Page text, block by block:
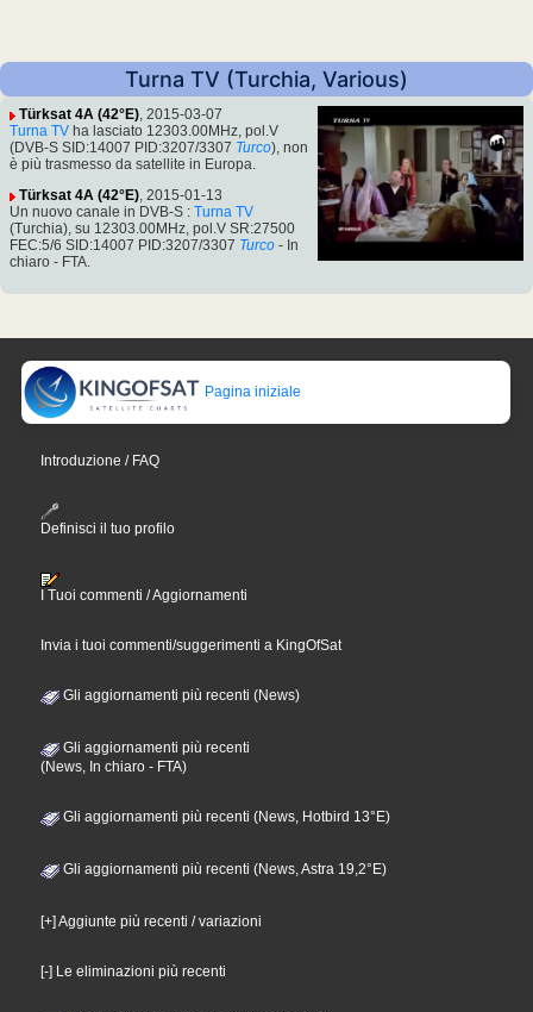
Turna TV (Turchia, Various)
Türksat 4A (42°E), 2015-03-07
Turna TV ha lasciato 12303.00MHz, pol.V
(DVB-S SID:14007 PID:3207/3307 Turco), non
è più trasmesso da satellite in Europa.
Türksat 4A (42°E), 2015-01-13
Un nuovo canale in DVB-S : Turna TV
(Turchia), su 12303.00MHz, pol.V SR:27500
FEC:5/6 SID:14007 PID:3207/3307 Turco - In
chiaro - FTA.
Pagina iniziale
Introduzione / FAQ
Definisci il tuo profilo
I Tuoi commenti / Aggiornamenti
Invia i tuoi commenti/suggerimenti a KingOfSat
Gli aggiornamenti più recenti (News)
Gli aggiornamenti più recenti
(News, In chiaro - FTA)
Gli aggiornamenti più recenti (News, Hotbird 13°E)
Gli aggiornamenti più recenti (News, Astra 19,2°E)
[+] Aggiunte più recenti / variazioni
[-] Le eliminazioni più recenti